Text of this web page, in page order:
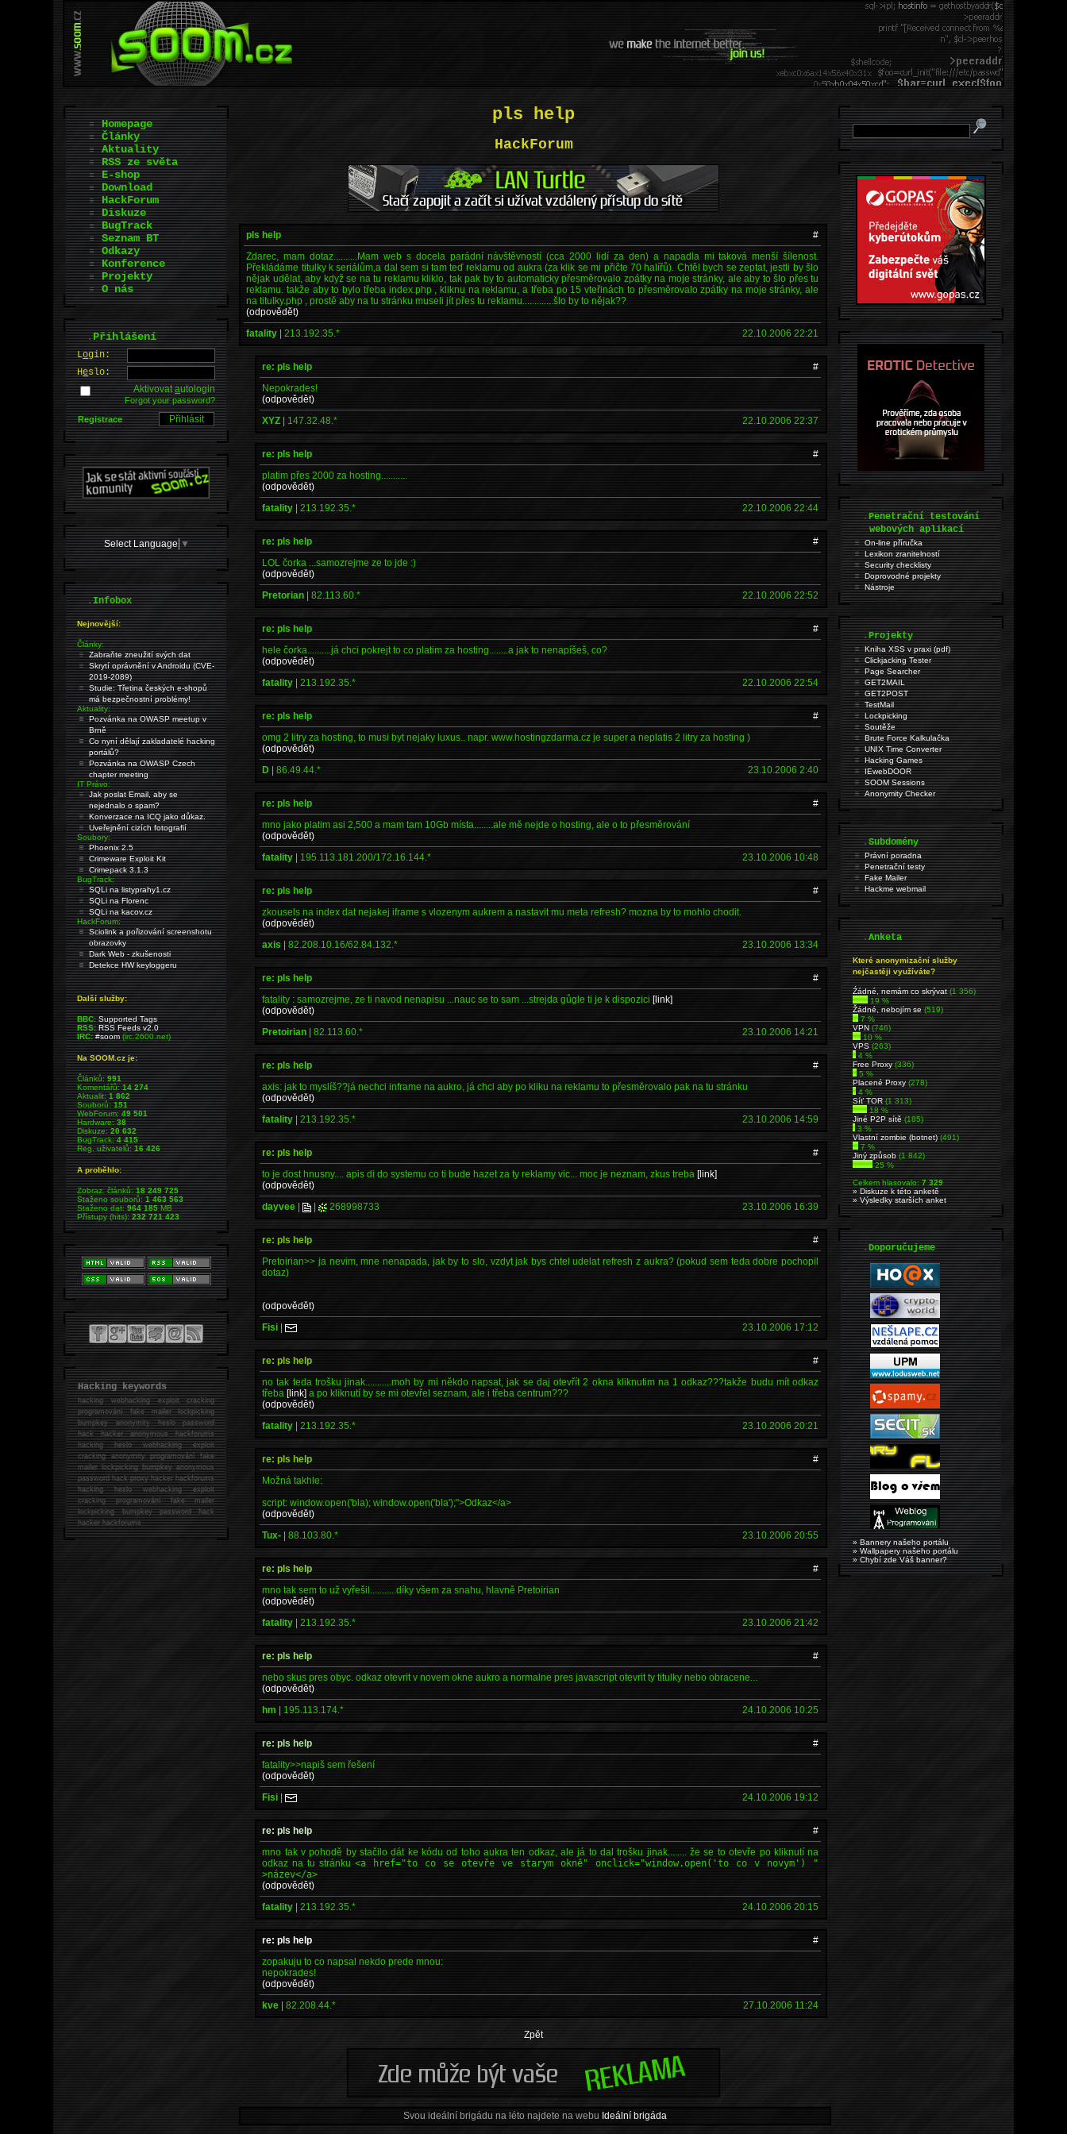
pls help
HackForum
pls help
#
Zdarec, mam dotaz..........Mam web s docela parádní návštěvností (cca 2000 lidí za den) a napadla mi taková menší šílenost.
Překládáme titulky k seriálům,a dal sem si tam teď reklamu od aukra (za klik se mi přičte 70 halířů). Chtěl bych se zeptat, jestli by šlo
nějak udělat, aby když se na tu reklamu kliklo, tak pak by to automaticky přesměrovalo zpátky na moje stránky, ale aby to šlo přes tu
reklamu. takže aby to bylo třeba index.php , kliknu na reklamu, a třeba po 15 vteřinách to přesměrovalo zpátky na moje stránky, ale
na titulky.php , prostě aby na tu stránku museli jít přes tu reklamu.............šlo by to nějak??
(odpovědět)
fatality |213.192.35.* 22.10.2006 22:21
re: pls help
#
Nepokrades!
(odpovědět)
XYZ | 147.32.48.* 22.10.2006 22:37
re: pls help
#
platim přes 2000 za hosting...........
(odpovědět)
fatality |213.192.35.* 22.10.2006 22:44
re: pls help
#
LOL čorka ...samozrejme ze to jde :)
(odpovědět)
Pretorian |82.113.60.* 22.10.2006 22:52
re: pls help
#
hele čorka..........já chci pokrejt to co platim za hosting........a jak to nenapíšeš, co?
(odpovědět)
fatality |213.192.35.* 22.10.2006 22:54
re: pls help
#
omg 2 litry za hosting, to musi byt nejaky luxus.. napr. www.hostingzdarma.cz je super a neplatis 2 litry za hosting )
(odpovědět)
D |86.49.44.* 23.10.2006 2:40
re: pls help
#
mno jako platim asi 2,500 a mam tam 10Gb místa........ale mě nejde o hosting, ale o to přesměrování
(odpovědět)
fatality | 195.113.181.200/172.16.144.* 23.10.2006 10:48
re: pls help
#
zkousels na index dat nejakej iframe s vlozenym aukrem a nastavit mu meta refresh? mozna by to mohlo chodit.
(odpovědět)
axis |82.208.10.16/62.84.132.* 23.10.2006 13:34
re: pls help
#
fatality : samozrejme, ze ti navod nenapisu ...nauc se to sam ...strejda gůgle ti je k dispozici[link]
(odpovědět)
Pretoirian |82.113.60.* 23.10.2006 14:21
re: pls help
#
axis: jak to myslíš??já nechci inframe na aukro, já chci aby po kliku na reklamu to přesměrovalo pak na tu stránku
(odpovědět)
fatality |213.192.35.* 23.10.2006 14:59
re: pls help
#
to je dost hnusny.... apis di do systemu co ti bude hazet za ty reklamy vic... moc je neznam, zkus treba[link]
(odpovědět)
dayvee | | 268998733 23.10.2006 16:39
re: pls help
#
Pretoirian>> ja nevim, mne nenapada, jak by to slo, vzdyt jak bys chtel udelat refresh z aukra? (pokud sem teda dobre pochopil
dotaz)
(odpovědět)
Fisi | 23.10.2006 17:12
re: pls help
#
no tak teda trošku jinak...........moh by mi někdo napsat, jak se daj otevřít 2 okna kliknutim na 1 odkaz???takže budu mít odkaz
třeba[link] a po kliknutí by se mi otevřel seznam, ale i třeba centrum???
(odpovědět)
fatality |213.192.35.* 23.10.2006 20:21
re: pls help
#
Možná takhle:
script: window.open('bla); window.open('bla');">Odkaz</a>
(odpovědět)
Tux- |88.103.80.* 23.10.2006 20:55
re: pls help
#
mno tak sem to už vyřešil...........díky všem za snahu, hlavně Pretoirian
(odpovědět)
fatality |213.192.35.* 23.10.2006 21:42
re: pls help
#
nebo skus pres obyc. odkaz otevrit v novem okne aukro a normalne pres javascript otevrit ty titulky nebo obracene...
(odpovědět)
hm | 195.113.174.* 24.10.2006 10:25
re: pls help
#
fatality>>napiš sem řešení
(odpovědět)
Fisi | 24.10.2006 19:12
re: pls help
#
mno tak v pohodě by stačilo dát ke kódu od toho aukra ten odkaz, ale já to dal trošku jinak........ že se to otevře po kliknutí na
odkaz na tu stránku<a href="to co se otevře ve starym okně" onclick="window.open('to co v novym') "
>název</a>
(odpovědět)
fatality |213.192.35.* 24.10.2006 20:15
re: pls help
#
zopakuju to co napsal nekdo prede mnou:
nepokrades!
(odpovědět)
kve |82.208.44.* 27.10.2006 11:24
Zpět
Svou ideální brigádu na léto najdete na webu Ideální brigáda
Homepage
Články
Aktuality
RSS ze světa
E-shop
Download
HackForum
Diskuze
BugTrack
Seznam BT
Odkazy
Konference
Projekty
O nás
.Přihlášení
Login:
Heslo:
Aktivovatautologin
Forgot your password?
Registrace
Select Language ▼
.Infobox
Nejnovější:
Články:
Zabraňte zneužití svých dat
Skrytí oprávnění v Androidu (CVE-
2019-2089)
Studie: Třetina českých e-shopů
má bezpečnostní problémy!
Aktuality:
Pozvánka na OWASP meetup v
Brně
Co nyní dělají zakladatelé hacking
portálů?
Pozvánka na OWASP Czech
chapter meeting
IT Právo:
Jak poslat Email, aby se
nejednalo o spam?
Konverzace na ICQ jako důkaz.
Uveřejnění cizích fotografií
Soubory:
Phoenix 2.5
Crimeware Exploit Kit
Crimepack 3.1.3
BugTrack:
SQLi na listyprahy1.cz
SQLi na Florenc
SQLi na kacov.cz
HackForum:
Sciolink a pořizování screenshotu
obrazovky
Dark Web - zkušenosti
Detekce HW keyloggeru
Další služby:
BBC: Supported Tags
RSS: RSS Feeds v2.0
IRC: #soom(irc.2600.net)
Na SOOM.cz je:
Článků:991
Komentářů:14 274
Aktualit:1 862
Souborů:151
WebForum:49 501
Hardware:38
Diskuze:20 632
BugTrack:4 415
Reg. uživatelů:16 426
A proběhlo:
Zobraz. článků:18 249 725
Staženo souborů:1 463 563
Staženo dat:964 185MB
Přístupy (hits):232 721 423
Hacking keywords
hackingwebhacking exploit cracking
programování fake mailer lockpicking
bumpkey anonymity heslo password
hackhacker anonymous hackforums
hackingheslo webhacking exploit
cracking anonymity programování fake
mailer lockpicking bumpkey anonymous
password hack proxy hacker hackforums
hacking heslo webhacking exploit
cracking programování fake mailer
lockpicking bumpkey password hack
hackerhackforums
.Penetrační testování
webových aplikací
On-line příručka
Lexikon zranitelností
Security checklisty
Doprovodné projekty
Nástroje
.Projekty
Kniha XSS v praxi (pdf)
Clickjacking Tester
Page Searcher
GET2MAIL
GET2POST
TestMail
Lockpicking
Soutěže
Brute Force Kalkulačka
UNIX Time Converter
Hacking Games
IEwebDOOR
SOOM Sessions
Anonymity Checker
.Subdomény
Právní poradna
Penetrační testy
Fake Mailer
Hackme webmail
.Anketa
Které anonymizační služby
nejčastěji využíváte?
Źádné, nemám co skrývat(1 356)
19 %
Žádné, nebojím se(519)
7 %
VPN(746)
10 %
VPS(263)
4 %
Free Proxy(336)
5 %
Placené Proxy(278)
4 %
Síť TOR(1 313)
18 %
Jiné P2P sítě(185)
3 %
Vlastní zombie (botnet)(491)
7 %
Jiný způsob(1 842)
25 %
Celkem hlasovalo:7 329
» Diskuze k této anketě
» Výsledky starších anket
.Doporučujeme
» Bannery našeho portálu
» Wallpapery našeho portálu
» Chybí zde Váš banner?